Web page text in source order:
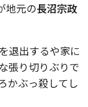
地元の長沼宗政
退出するや家に
張り切りぶりで
かぶっ殺してし